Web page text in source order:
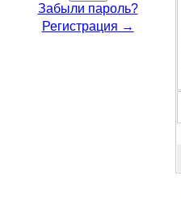
Забыли пароль?
Регистрация →